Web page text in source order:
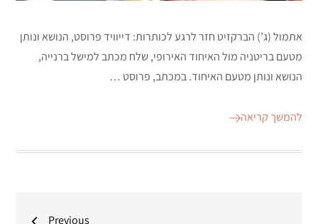
אתמול (ג’) הברקזיט חזר לרגע לכותרות: דייוויד פרוסט, הנושא ונותן
מטעם בריטניה מול האיחוד האירופי, שלח מכתב למישל ברנייה,
הנושא ונותן מטעם האיחוד. במכתב, פרוסט …
להמשך קריאה
Previous